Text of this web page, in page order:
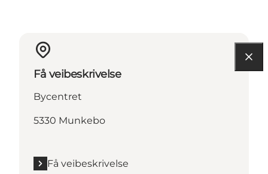
Få veibeskrivelse
Bycentret
5330 Munkebo
Få veibeskrivelse